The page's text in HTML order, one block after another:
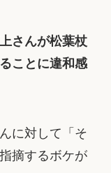
さんが松葉杖
ことに違和感
に対して「そ
摘するボケが